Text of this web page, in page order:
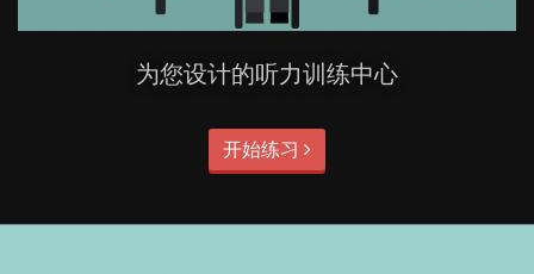
为您设计的听力训练中心
开始练习